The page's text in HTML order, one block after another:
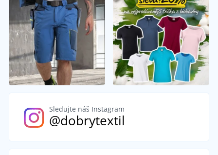
Sledujte náš Instagram
@dobrytextil